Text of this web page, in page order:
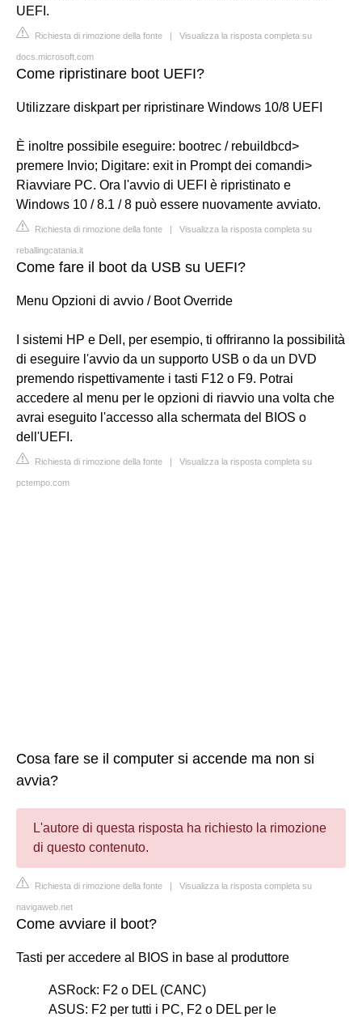
UEFI.
Richiesta di rimozione della fonte | Visualizza la risposta completa su
docs.microsoft.com
Come ripristinare boot UEFI?
Utilizzare diskpart per ripristinare Windows 10/8 UEFI
È inoltre possibile eseguire: bootrec / rebuildbcd>
premere Invio; Digitare: exit in Prompt dei comandi>
Riavviare PC. Ora l'avvio di UEFI è ripristinato e
Windows 10 / 8.1 / 8 può essere nuovamente avviato.
Richiesta di rimozione della fonte | Visualizza la risposta completa su
reballingcatania.it
Come fare il boot da USB su UEFI?
Menu Opzioni di avvio / Boot Override
I sistemi HP e Dell, per esempio, ti offriranno la possibilità
di eseguire l'avvio da un supporto USB o da un DVD
premendo rispettivamente i tasti F12 o F9. Potrai
accedere al menu per le opzioni di riavvio una volta che
avrai eseguito l'accesso alla schermata del BIOS o
dell'UEFI.
Richiesta di rimozione della fonte | Visualizza la risposta completa su
pctempo.com
Cosa fare se il computer si accende ma non si
avvia?
L'autore di questa risposta ha richiesto la rimozione
di questo contenuto.
Richiesta di rimozione della fonte | Visualizza la risposta completa su
navigaweb.net
Come avviare il boot?
Tasti per accedere al BIOS in base al produttore
ASRock: F2 o DEL (CANC)
ASUS: F2 per tutti i PC, F2 o DEL per le